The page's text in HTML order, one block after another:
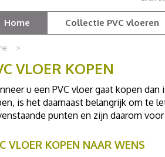
>
Home Collectie PVC vloeren
VLOER KOPEN
u een PVC vloer gaat kopen
is het daarnaast belangrijk om te
punten en zijn daarom
VLOER KOPEN NAAR WENS